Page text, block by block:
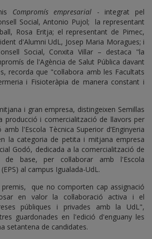
Compromís empresarial - integrat pel
Social, Antonio Pujol; la representant
Rosa Eritja; el representant de Pimec,
d'Alumni UdL, Josep Maria Moragues; i
Social, Conxita Villar – destaca "la
de l'Agència de Salut Pública davant
recorda que "col·labora amb les Facultats
i Fisioteràpia de manera constant i
i gran empresa, distingeixen Semillas
producció i comercialització de llavors per
amb l'Escola Tècnica Superior d’Enginyeria
la categoria de petita i mitjana empresa
Godó, dedicada a la comercialització de
de base, per col·laborar amb l'Escola
al campus Igualada-UdL.
premis, que no comporten cap assignació
en valor la col·laboració activa i el
públiques i privades amb la UdL",
guardonades en l'edició d'enguany les
setantena de candidates.